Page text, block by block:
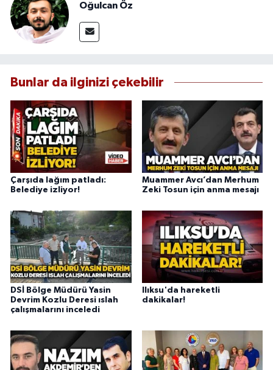
Oğulcan Öz
Bunlar da ilginizi çekebilir
Çarşıda lağım patladı:
Belediye izliyor!
Muammer Avcı’dan Merhum
Zeki Tosun için anma mesajı
DSİ Bölge Müdürü Yasin
Devrim Kozlu Deresi ıslah
çalışmalarını inceledi
Ilıksu'da hareketli
dakikalar!